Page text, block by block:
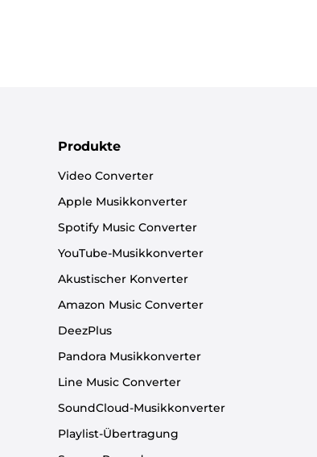
Produkte
Video Converter
Apple Musikkonverter
Spotify Music Converter
YouTube-Musikkonverter
Akustischer Konverter
Amazon Music Converter
DeezPlus
Pandora Musikkonverter
Line Music Converter
SoundCloud-Musikkonverter
Playlist-Übertragung